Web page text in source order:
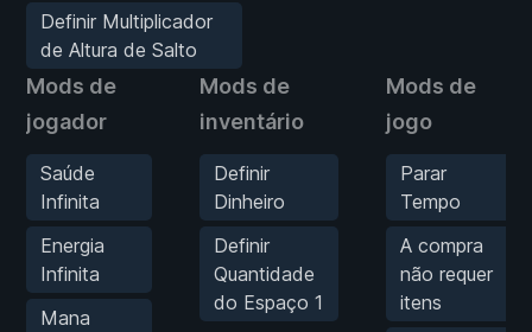
Definir Multiplicador
de Altura de Salto
Mods de
jogador
Saúde
Infinita
Energia
Infinita
Mana
Mods de
inventário
Definir
Dinheiro
Definir
Quantidade
do Espaço 1
Mods de
jogo
Parar
Tempo
A compra
não requer
itens